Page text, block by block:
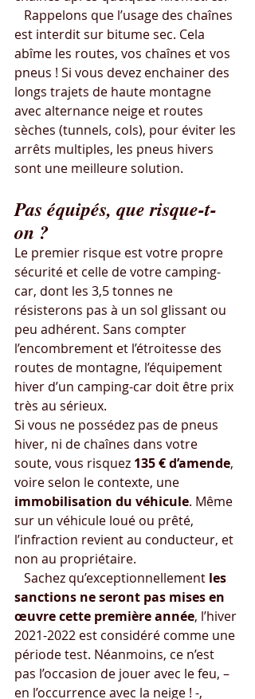
est interdit sur bitume sec. Cela
abîme les routes, vos chaînes et vos
pneus ! Si vous devez enchainer des
longs trajets de haute montagne
avec alternance neige et routes
sèches (tunnels, cols), pour éviter les
arrêts multiples, les pneus hivers
sont une meilleure solution.
Pas équipés, que risque-t-
on ?
Le premier risque est votre propre
sécurité et celle de votre camping-
car, dont les 3,5 tonnes ne
résisterons pas à un sol glissant ou
peu adhérent. Sans compter
l’encombrement et l’étroitesse des
routes de montagne, l’équipement
hiver d’un camping-car doit être prix
très au sérieux.
Si vous ne possédez pas de pneus
hiver, ni de chaînes dans votre
soute, vous risquez 135 € d’amende,
voire selon le contexte, une
immobilisation du véhicule. Même
sur un véhicule loué ou prêté,
l’infraction revient au conducteur, et
non au propriétaire.
   Sachez qu’exceptionnellement
les
sanctions ne seront pas mises en
œuvre cette première année, l’hiver
2021-2022 est considéré comme une
période test. Néanmoins, ce n’est
pas l’occasion de jouer avec le feu, –
en l’occurrence avec la neige ! -,